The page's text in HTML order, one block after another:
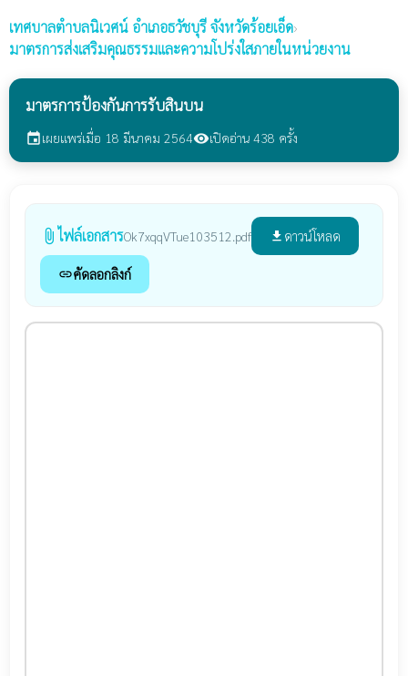
เทศบาลตำบลนิเวศน์ อำเภอธวัชบุรี จังหวัดร้อยเอ็ด›
มาตรการส่งเสริมคุณธรรมและความโปร่งใสภายในหน่วยงาน
มาตรการป้องกันการรับสินบน
eventเผยแพร่เมื่อ 18 มีนาคม 2564visibilityเปิดอ่าน 438 ครั้ง
attach_file ไฟล์เอกสารOk7xqqVTue103512.pdf file_download ดาวน์โหลด
linkคัดลอกลิงก์